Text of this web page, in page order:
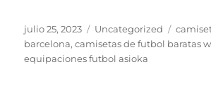
Publicado
el
julio 25, 2023 Categorías
Uncategorized
barcelona,camisetas de futbol baratas
equipaciones futbol asioka